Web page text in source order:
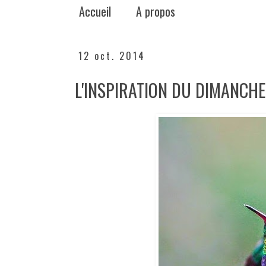
Accueil A propos
12 oct. 2014
L'INSPIRATION DU